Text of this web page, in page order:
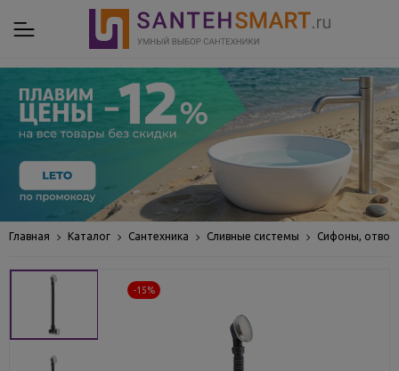
Главная Каталог Сантехника Сливные системы Сифоны,
-15%